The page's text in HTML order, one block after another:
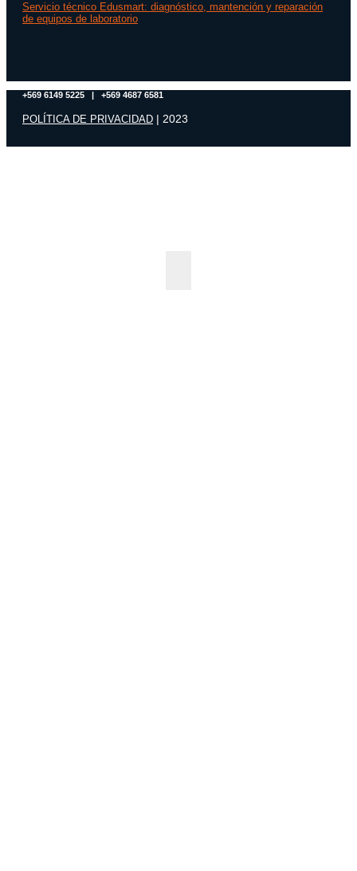
Servicio técnico Edusmart: diagnóstico, mantención y reparación
de equipos de laboratorio
+569 6149 5225 | +569 4687 6581
POLÍTICA DE PRIVACIDAD | 2023